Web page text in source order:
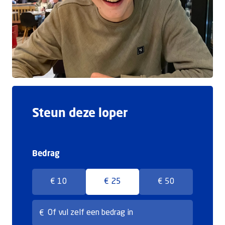
Doneer
Steun deze loper
Bedrag
€ 10 € 25 € 50